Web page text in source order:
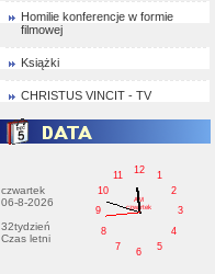
Homilie konferencje w formie
filmowej
Książki
CHRISTUS VINCIT - TV
czwartek
06-8-2026
32tydzień
Czas letni
1
2
3
4
5
6
7
8
9
10
11
12
AM
czwartek